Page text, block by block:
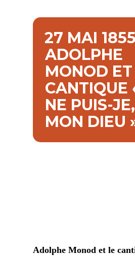
27 MAI
ADOLPHE
MONOD
CANTIQUE
NE PUIS-
MON DIEU
Adolphe Monod et le